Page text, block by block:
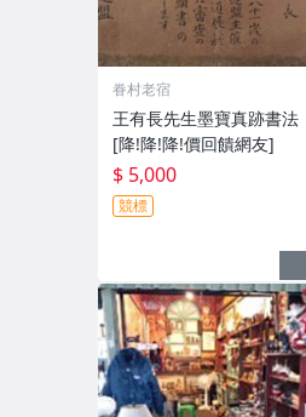
眷村老宿
王有長先生墨寶真跡書法
[降!降!降!價回饋網友]
$ 5,000
競標